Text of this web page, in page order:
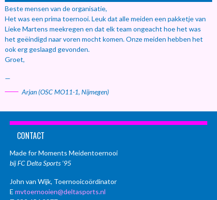
Beste mensen van de organisatie,
Het was een prima toernooi. Leuk dat alle meiden een pakketje van
Lieke Martens meekregen en dat elk team ongeacht hoe het was
het geëindigd naar voren mocht komen. Onze meiden hebben het
ook erg geslaagd gevonden.
Groet,
—
Arjan (OSC MO11-1, Nijmegen)
CONTACT
Made for Moments Meidentoernooi
bij FC Delta Sports ’95
John van Wijk, Toernooicoördinator
E mvtoernooien@deltasports.nl